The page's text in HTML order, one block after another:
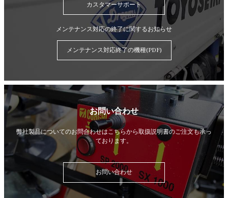
カスタマーサポート
メンテナンス対応の終了に関するお知らせ
メンテナンス対応終了の機種(PDF)
お問い合わせ
弊社製品についてのお問合わせはこちらから取扱説明書のご注文も承っ
ております。
お問い合わせ